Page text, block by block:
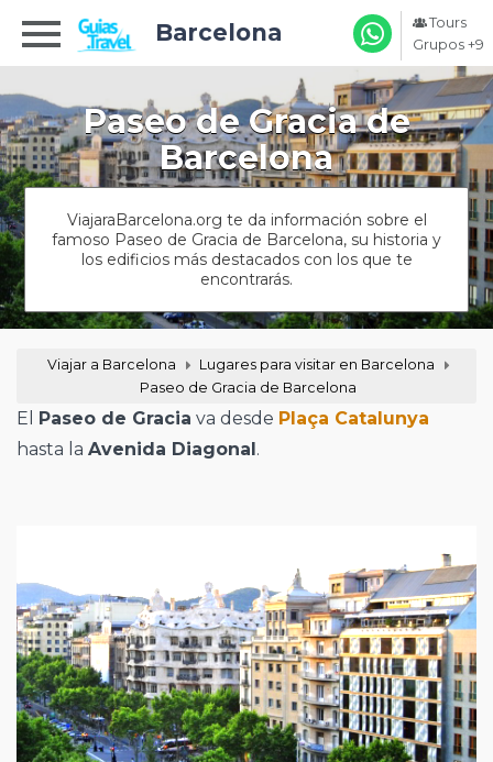
Barcelona
Tours
Grupos +9
Paseo de Gracia de
Barcelona
ViajaraBarcelona.org te da información sobre el
famoso Paseo de Gracia de Barcelona, su historia y
los edificios más destacados con los que te
encontrarás.
Viajar a Barcelona
Lugares para visitar en Barcelona
Paseo de Gracia de Barcelona
El Paseo de Gracia va desde Plaça Catalunya
hasta la Avenida Diagonal.